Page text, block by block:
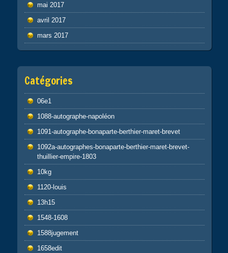
mai 2017
avril 2017
mars 2017
Catégories
06e1
1088-autographe-napoléon
1091-autographe-bonaparte-berthier-maret-brevet
1092a-autographes-bonaparte-berthier-maret-brevet-
thuillier-empire-1803
10kg
1120-louis
13h15
1548-1608
1588jugement
1658edit